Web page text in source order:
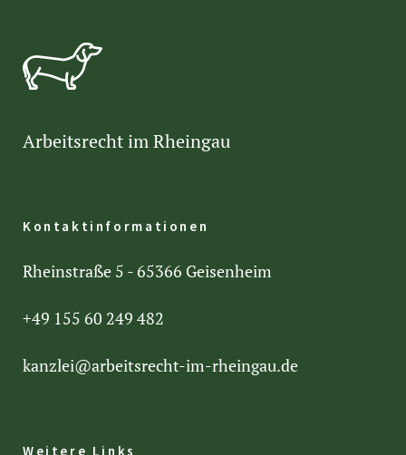
Arbeitsrecht im Rheingau
Kontaktinformationen
Rheinstraße 5 - 65366 Geisenheim
+49 155 60 249 482
kanzlei@arbeitsrecht-im-rheingau.de
Weitere Links